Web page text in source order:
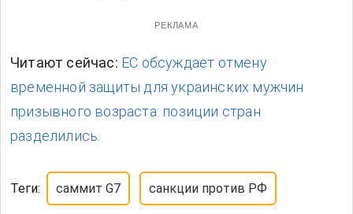
РЕКЛАМА
Читают сейчас: ЕС обсуждает отмену
временной защиты для украинских мужчин
призывного возраста: позиции стран
разделились.
Теги: саммит G7 санкции против РФ